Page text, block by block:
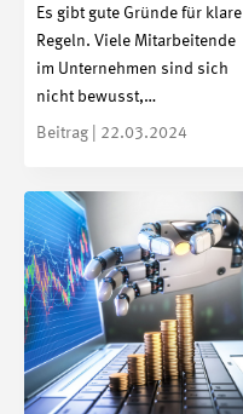
Es gibt gute Gründe für klare
Regeln. Viele Mitarbeitende
im Unternehmen sind sich
nicht bewusst,…
Beitrag | 22.03.2024